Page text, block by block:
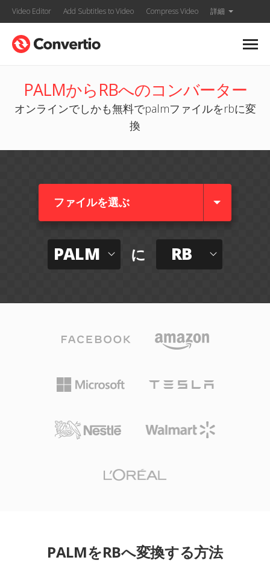
Video Editor Add Subtitles to Video Compress Video 詳細
PALMからRBへのコンバーター
オンラインでしかも無料でpalmファイルをrbに変
換
ファイルを選ぶ
PALM に RB
PALMをRBへ変換する方法